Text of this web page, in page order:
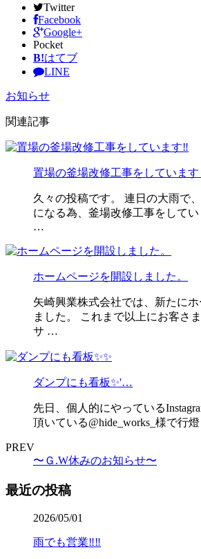
Twitter
Facebook
Google+
Pocket
B!はてブ
LINE
お知らせ
関連記事
置場の釜場改修工事をしていま
久々の投稿です。 連日の大雨で
になる為、釜場改修工事をして
…
ホームページを開設しました。
矢崎興業株式会社では、新たに
ました。 これまで以上にお客さ
サ …
ダンプにも看板✨'…
先日、個人的にやっている
頂いている@hide_works_様で行
PREV
〜Ｇ.W休みのお知らせ〜
最近の投稿
2026/05/01
雨でも営業‼️‼️